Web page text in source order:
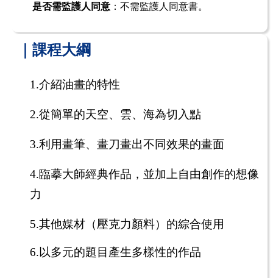
是否需監護人同意 ：不需監護人同意書。
｜課程大綱
1.介紹油畫的特性
2.從簡單的天空、雲、海為切入點
3.利用畫筆、畫刀畫出不同效果的畫面
4.臨摹大師經典作品，並加上自由創作的想像
力
5.其他媒材（壓克力顏料）的綜合使用
6.以多元的題目產生多樣性的作品